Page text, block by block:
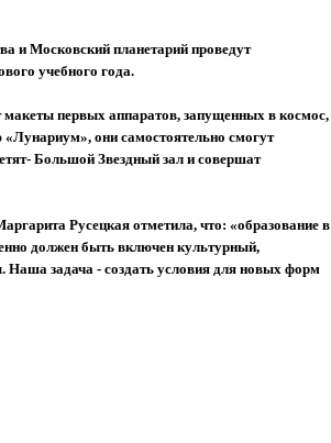
и Московский планетарий проведут
учебного года.
макеты первых аппаратов, запущенных в космос,
«Лунариум», они самостоятельно смогут
Большой Звездный зал и совершат
Русецкая отметила, что: «образование в
должен быть включен культурный,
Наша задача- создать условия для новых форм